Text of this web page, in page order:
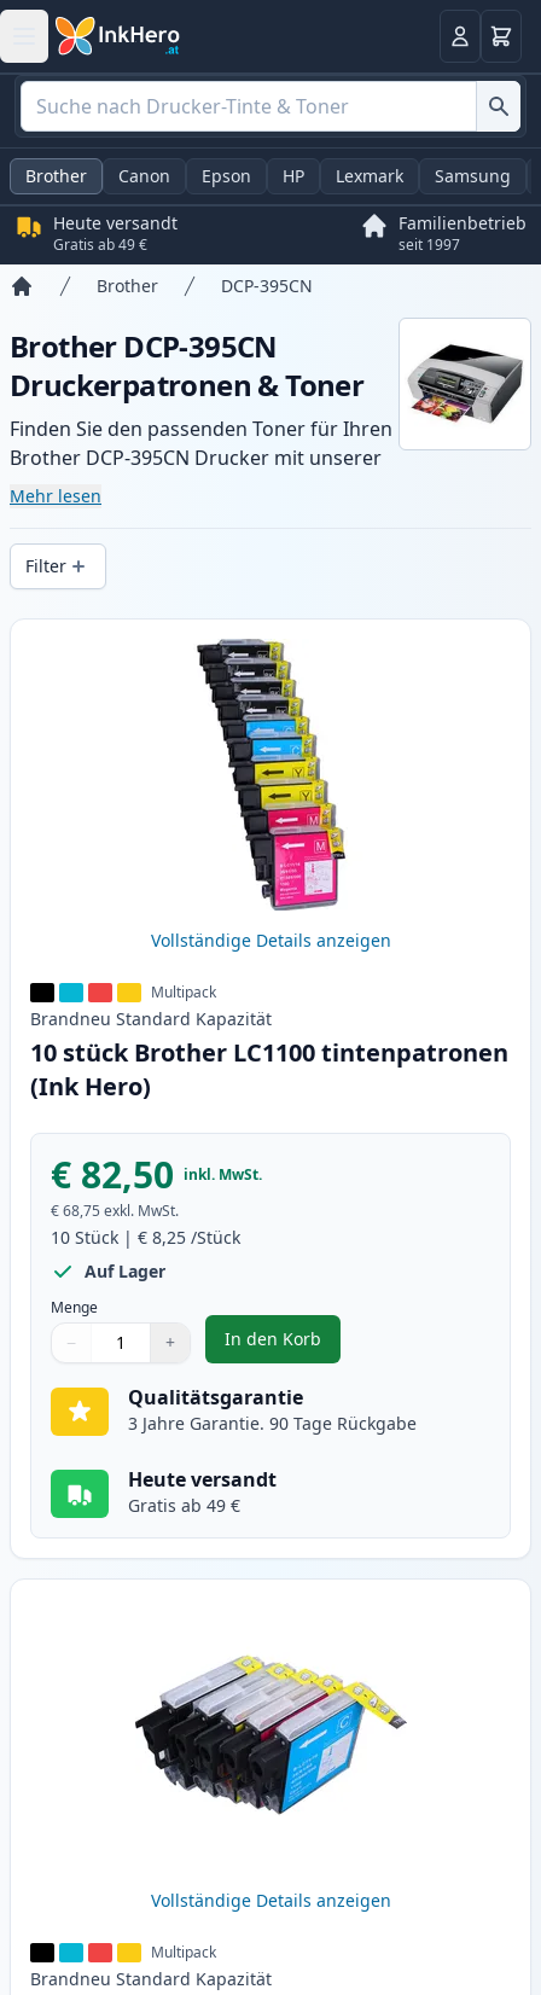
Anmelden
Brother Canon Epson HP Lexmark Samsung
Heute versandt
Gratis ab 49 €
Familienbetrieb
seit 1997
Brother DCP-395CN
Brother DCP-395CN
Druckerpatronen & Toner
Finden Sie den passenden Toner für Ihren
Brother DCP-395CN Drucker mit unserer
Auswahl an kompatiblen und XL-Patronen.
Druckqualität und schnellem Versand aus
lokalem Lager in .
Mehr lesen
Filter
Produkte
Vollständige Details anzeigen
Multipack
Brandneu Standard Kapazität
10 stück Brother LC1100 tintenpatronen
(Ink Hero)
€ 82,50 inkl. MwSt.
€ 68,75 exkl. MwSt.
10 Stück | € 8,25 /Stück
Auf Lager
Menge
Verwenden Sie die Tasten, um anzupassen
− +
1
In den Korb
, 10 stück Brother LC1100
Qualitätsgarantie
3 Jahre Garantie. 90 Tage Rückgabe
Heute versandt
Gratis ab 49 €
Vollständige Details anzeigen
Multipack
Brandneu Standard Kapazität